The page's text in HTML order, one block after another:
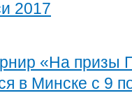
2017
«На призы
в Минске с 9